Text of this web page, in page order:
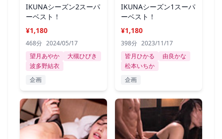
IKUNAシーズン2スーパ
ーベスト！
¥1,180
468分 2024/05/17
望月あやか
大槻ひびき
波多野結衣
企画
IKUNAシーズン1スーパ
ーベスト！
¥1,180
398分 2023/11/17
皆月ひかる
由良かな
松本いちか
企画